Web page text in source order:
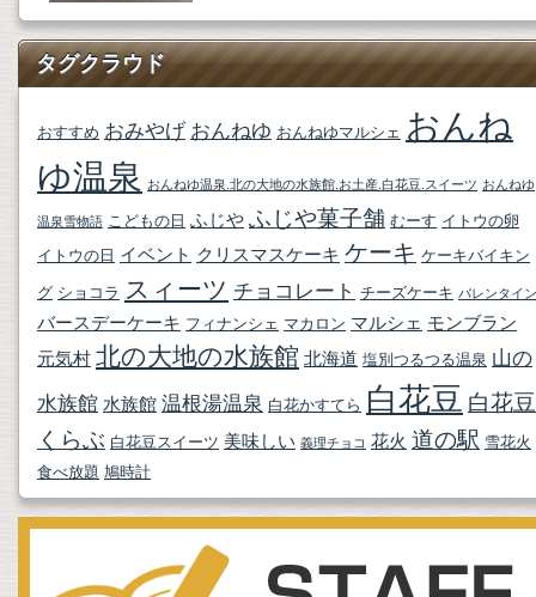
タグクラウド
おすすめ おみやげ おんねゆ おんねゆマルシェ おんね
ゆ温泉
おんねゆ温泉.北の大地の水族館.お土産.白花豆.スイーツ おんねゆ
温泉雪物語 こどもの日 ふじや ふじや菓子舗 むーす イトウの卵
イトウの日 イベント クリスマスケーキ ケーキ ケーキバイキン
グ ショコラ スィーツ チョコレート チーズケーキ バレンタイン
バースデーケーキ フィナンシェ マカロン マルシェ モンブラン
元気村 北の大地の水族館 北海道 塩別つるつる温泉 山の
水族館 水族館 温根湯温泉 白花かすてら 白花豆 白花豆
くらぶ 白花豆スイーツ 美味しい 義理チョコ 花火 道の駅 雪花火
食べ放題 鳩時計